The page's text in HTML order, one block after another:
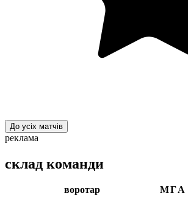
До усіх матчів
реклама
склад команди
воротар МГА